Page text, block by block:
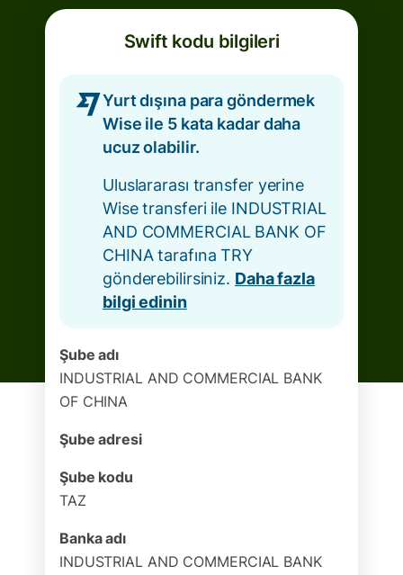
Swift kodu bilgileri
Yurt dışına para göndermek
Wise ile 5 kata kadar daha
ucuz olabilir.
Uluslararası transfer yerine
Wise transferi ile INDUSTRIAL
AND COMMERCIAL BANK OF
CHINA tarafına TRY
gönderebilirsiniz. Daha fazla
bilgi edinin
Şube adı
INDUSTRIAL AND COMMERCIAL BANK
OF CHINA
Şube adresi
Şube kodu
TAZ
Banka adı
INDUSTRIAL AND COMMERCIAL BANK